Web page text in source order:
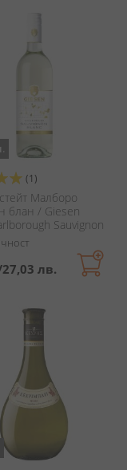
(1)
Малборо
блан / Giesen
Sauvignon
27,03 лв.